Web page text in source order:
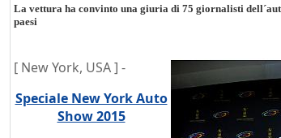
La vettura ha convinto una giuria di 75 giornalisti
paesi
[ New York, USA ] -
Speciale New York Auto
Show 2015